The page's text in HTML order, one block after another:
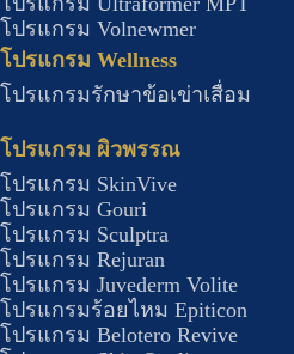
โปรแกรม Volnewmer
โปรแกรม Wellness​
โปรแกรมรักษาข้อเข่าเสื่อม
โปรแกรม ผิวพรรณ
โปรแกรม SkinVive
โปรแกรม Gouri
โปรแกรม Sculptra
โปรแกรม Rejuran
โปรแกรม Juvederm Volite
โปรแกรมร้อยไหม Epiticon
โปรแกรม Belotero Revive